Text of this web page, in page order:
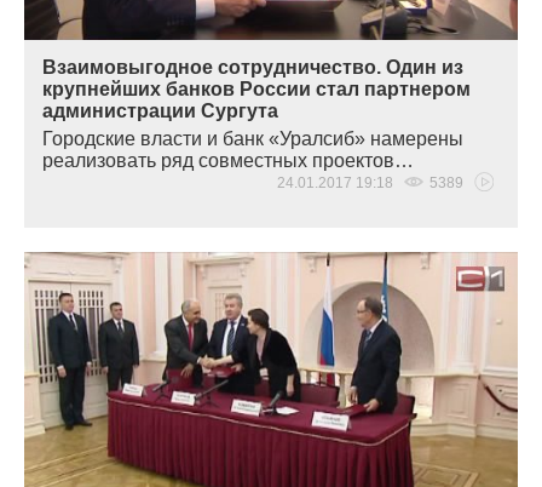
Взаимовыгодное сотрудничество. Один из
крупнейших банков России стал партнером
администрации Сургута
Городские власти и банк «Уралсиб» намерены
реализовать ряд совместных проектов…
24.01.2017 19:18 5389